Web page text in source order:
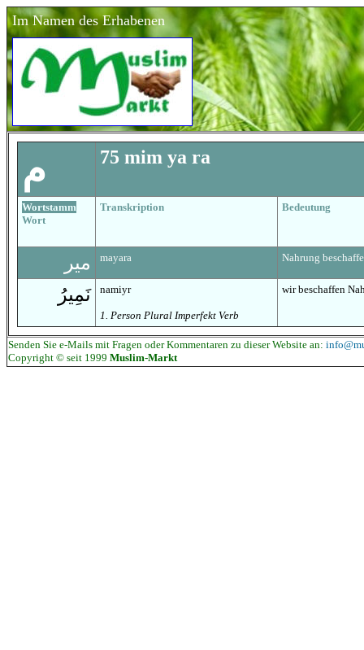
Im Namen des Erhabenen
م 75 mim ya ra
Wortstamm
Wort
Transkription Bedeutung
مير mayara Nahrung
نَمِيرُ namiyr
1. Person Plural Imperfekt Verb
wir beschaffen
Senden Sie e-Mails mit Fragen oder Kommentaren zu dieser Website an:
Copyright © seit 1999 Muslim-Markt